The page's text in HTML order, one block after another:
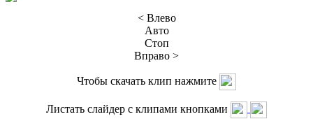
< Влево
Авто
Стоп
Вправо >
Чтобы скачать клип нажмите
Листать слайдер с клипами кнопками